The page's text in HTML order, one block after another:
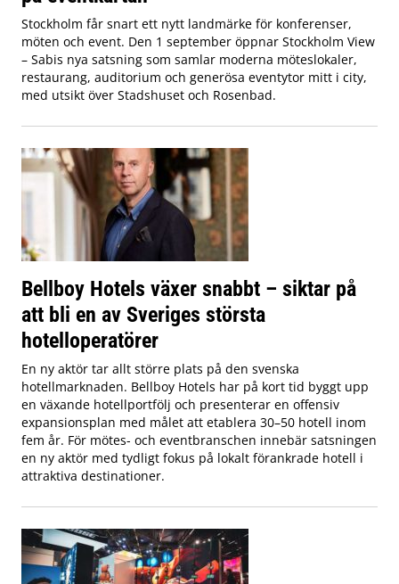
Stockholm får snart ett nytt landmärke för konferenser,
möten och event. Den 1 september öppnar Stockholm View
– Sabis nya satsning som samlar moderna möteslokaler,
restaurang, auditorium och generösa eventytor mitt i city,
med utsikt över Stadshuset och Rosenbad.
Bellboy Hotels växer snabbt – siktar på
att bli en av Sveriges största
hotelloperatörer
En ny aktör tar allt större plats på den svenska
hotellmarknaden. Bellboy Hotels har på kort tid byggt upp
en växande hotellportfölj och presenterar en offensiv
expansionsplan med målet att etablera 30–50 hotell inom
fem år. För mötes- och eventbranschen innebär satsningen
en ny aktör med tydligt fokus på lokalt förankrade hotell i
attraktiva destinationer.